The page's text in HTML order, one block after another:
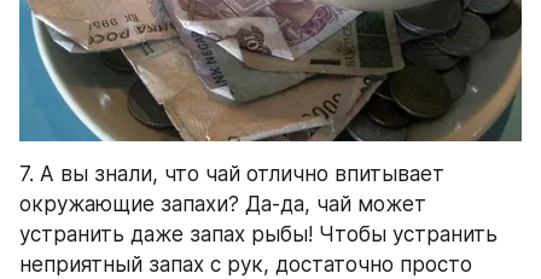
7. А вы знали, что чай отлично впитывает
окружающие запахи? Да-да, чай может
устранить даже запах рыбы! Чтобы устранить
неприятный запах с рук, достаточно просто